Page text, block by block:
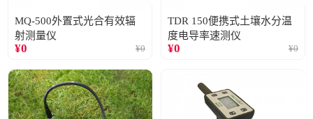
MQ-500外置式光合有效辐
射测量仪
¥0 ¥0
TDR 150便携式土壤水分温
度电导率速测仪
¥0 ¥0